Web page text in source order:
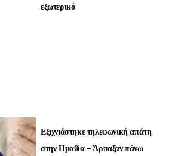
εξωτερικό
Εξιχνιάστηκε τηλεφωνική απάτη
στην Ημαθία – Άρπαξαν πάνω